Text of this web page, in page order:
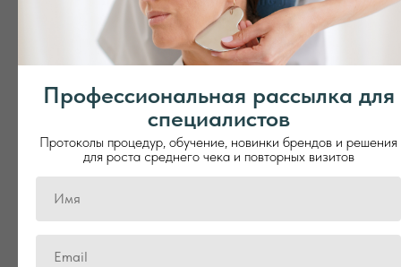
ПОЛУЧИТЕ УСЛОВИЯ
ОБОРУДОВАНИЯ LEMI
индивидуальный расчет стоимости, подбор
оборудования, возможности персонализации
красоты.
Профессиональная рассылка для
специалистов
Протоколы процедур, обучение, новинки брендов и решения
для роста среднего чека и повторных визитов